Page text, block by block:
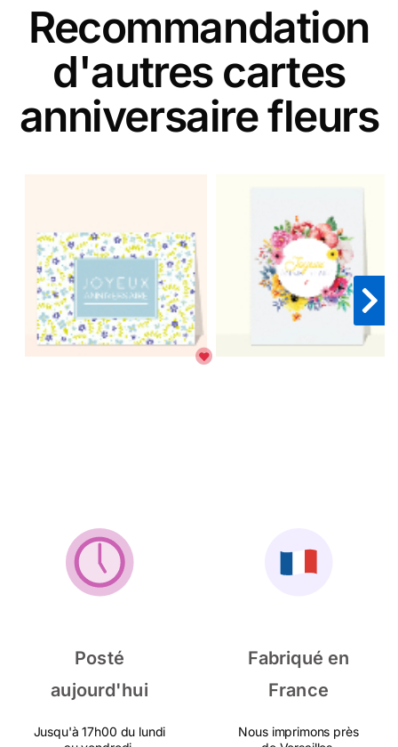
Recommandation
d'autres cartes
anniversaire fleurs
Posté
aujourd'hui
Jusqu'à 17h00 du lundi
Fabriqué en
France
Nous imprimons près